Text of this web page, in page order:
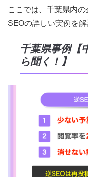
ここでは、千葉県内
SEOの詳しい実例を解
千葉県事例【
ら聞く！】